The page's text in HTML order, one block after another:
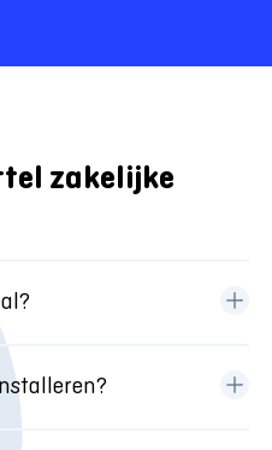
zakelijke
dat de laadpaal
en de meterkast om